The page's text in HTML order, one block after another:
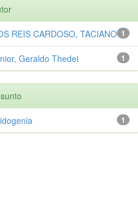
1
REIS CARDOSO, TACIANO
1
Geraldo Thedei
1